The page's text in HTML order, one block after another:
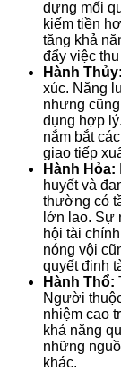
dựng mối
kiếm tiền
tăng khả
đẩy việc
Hành Thủy:
xúc. Năng
nhưng
dụng hợp
nắm bắt
giao tiếp
Hành Hỏa:
huyết và
thường có
lớn lao. Sự
hội tài
nóng vội
quyết định
Hành Thổ:
Người
nhiệm cao
khả năng
những
khác.